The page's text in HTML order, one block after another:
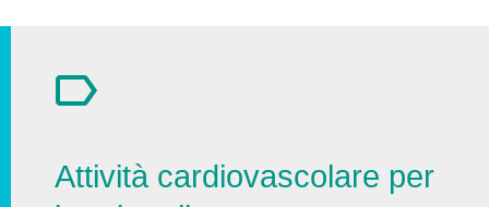
Attività cardiovascolare per